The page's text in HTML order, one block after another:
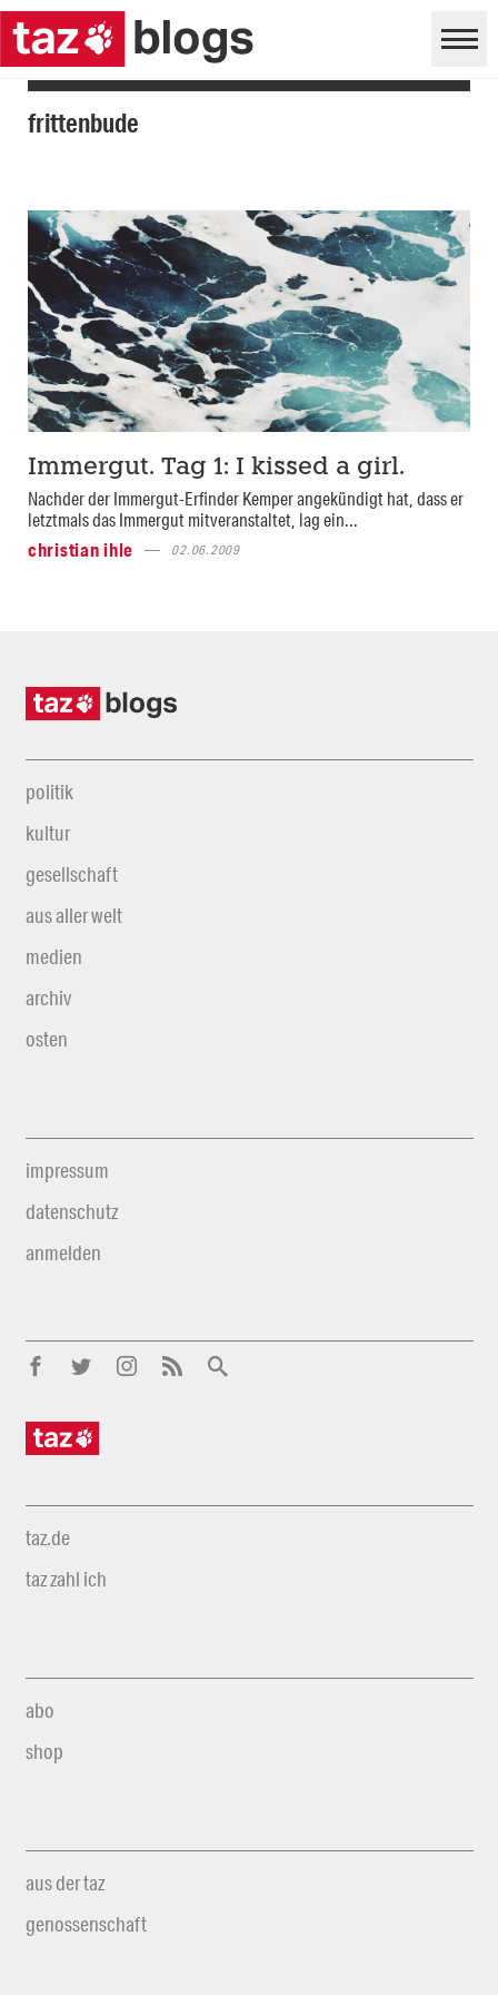
frittenbude
Immergut. Tag 1: I kissed a girl.
Nachder der Immergut-Erfinder Kemper angekündigt hat, dass er
letztmals das Immergut mitveranstaltet, lag ein...
christian ihle
02.06.2009
politik
kultur
gesellschaft
aus aller welt
medien
archiv
osten
impressum
datenschutz
anmelden
taz.de
taz zahl ich
abo
shop
aus der taz
genossenschaft